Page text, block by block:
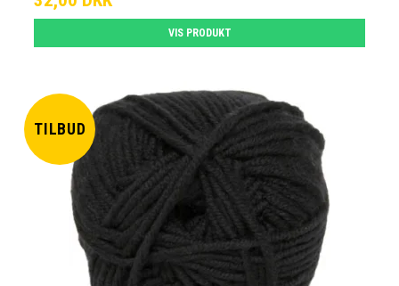
VIS PRODUKT
TILBUD